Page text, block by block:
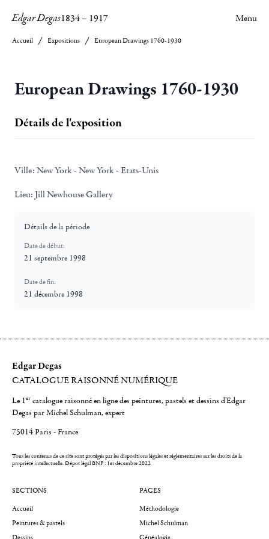
Edgar Degas1834– 1917 Menu
Accueil Expositions European Drawings 1760-1930
European Drawings 1760-1930
Détails de l'exposition
Ville: New York - New York - Etats-Unis
Lieu: Jill Newhouse Gallery
Détails de la période
Date de début:
21 septembre 1998
Date de fin:
21 décembre 1998
Edgar Degas
CATALOGUE RAISONNÉ NUMÉRIQUE
Le 1er catalogue raisonné en ligne des peintures, pastels et dessins d'Edgar
Degas par Michel Schulman, expert
75014 Paris - France
Tous les contenus de ce site sont protégés par les dispositions légales et réglementaires sur les droits de la
propriété intellectuelle.Dépot légal BNF : 1er décembre 2022
SECTIONS
Accueil
Peintures & pastels
PAGES
Méthodologie
Michel Schulman